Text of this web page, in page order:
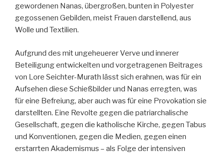
gewordenen Nanas, übergroßen, bunten in Polyester
gegossenen Gebilden, meist Frauen darstellend, aus
Wolle und Textilien.
Aufgrund des mit ungeheuerer Verve und innerer
Beteiligung entwickelten und vorgetragenen Beitrages
von Lore Seichter-Murath lässt sich erahnen, was für ein
Aufsehen diese Schießbilder und Nanas erregten, was
für eine Befreiung, aber auch was für eine Provokation sie
darstellten. Eine Revolte gegen die patriarchalische
Gesellschaft, gegen die katholische Kirche, gegen Tabus
und Konventionen, gegen die Medien, gegen einen
erstarrten Akademismus – als Folge der intensiven